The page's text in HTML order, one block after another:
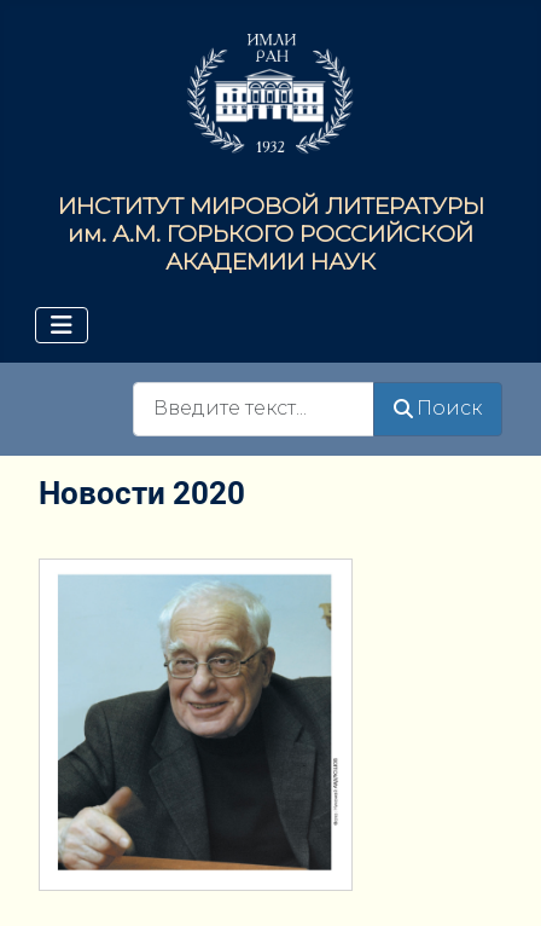
ИНСТИТУТ МИРОВОЙ ЛИТЕРАТУРЫ
им. А.М. ГОРЬКОГО РОССИЙСКОЙ
АКАДЕМИИ НАУК
Поиск
Новости 2020